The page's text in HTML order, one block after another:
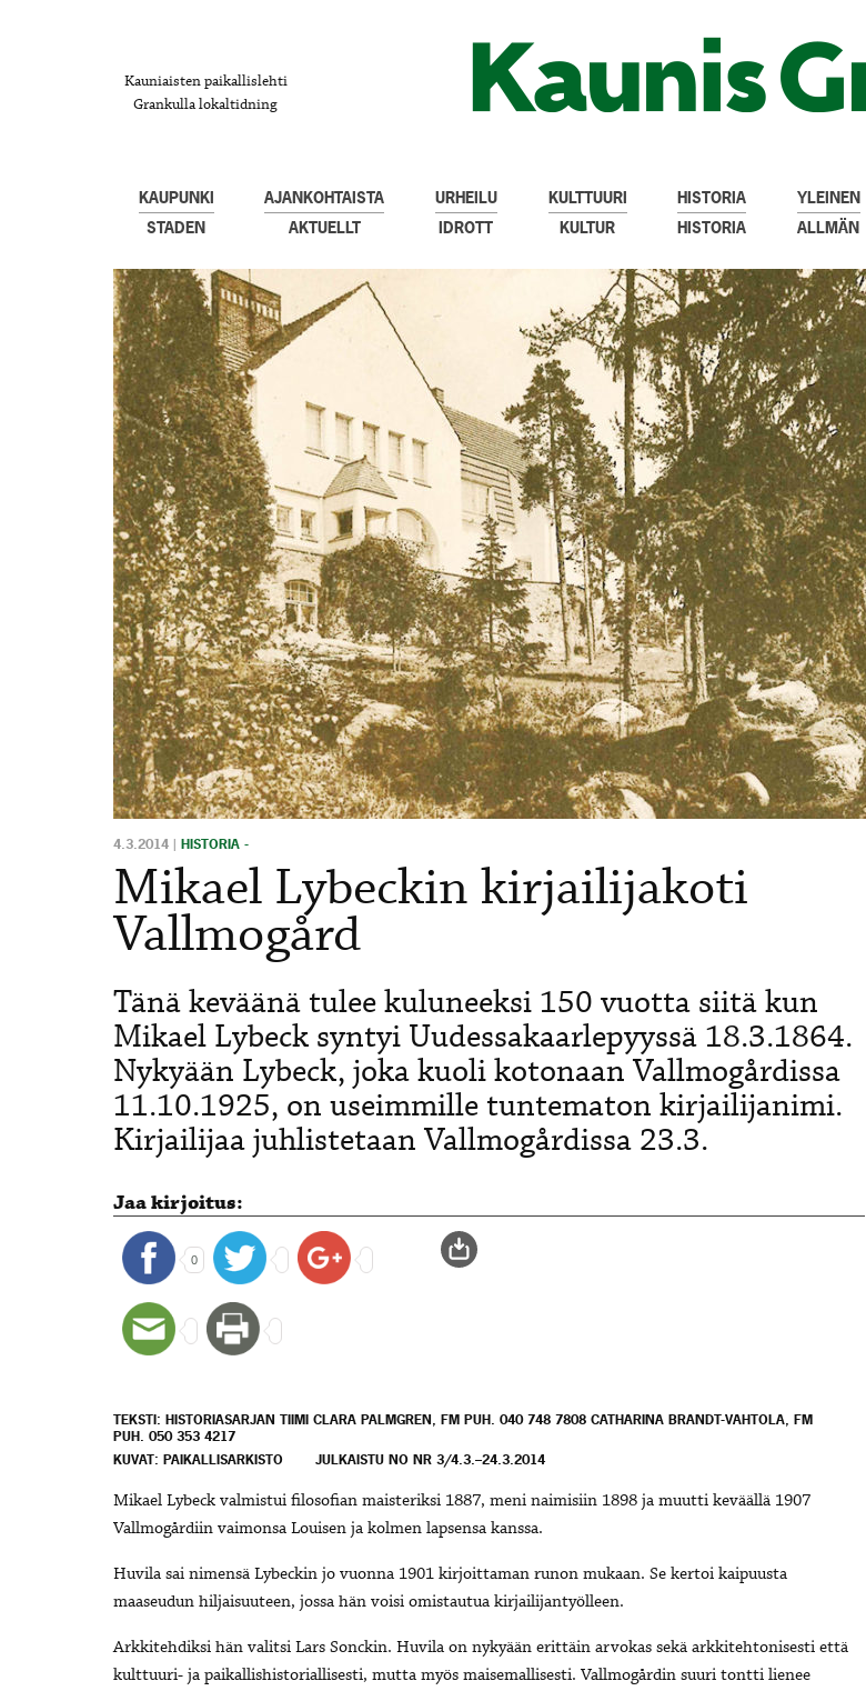
Kauniaisten paikallislehti
Grankulla lokaltidning
KAUPUNKI
STADEN
AJANKOHTAISTA
AKTUELLT
URHEILU
IDROTT
KULTTUURI
KULTUR
HISTORIA
HISTORIA
YLEINEN
ALLMÄN
4.3.2014 | HISTORIA -
Mikael Lybeckin kirjailijakoti
Vallmogård
Tänä keväänä tulee kuluneeksi 150 vuotta siitä kun
Mikael Lybeck syntyi Uudessakaarlepyyssä 18.3.1864.
Nykyään Lybeck, joka kuoli kotonaan Vallmogårdissa
11.10.1925, on useimmille tuntematon kirjailijanimi.
Kirjailijaa juhlistetaan Vallmogårdissa 23.3.
Jaa kirjoitus:
0
TEKSTI: HISTORIASARJAN TIIMI CLARA PALMGREN, FM PUH. 040 748 7808 CATHARINA BRANDT-VAHTOLA, FM
PUH. 050 353 4217
KUVAT: PAIKALLISARKISTO
JULKAISTU NO NR 3/4.3.–24.3.2014
Mikael Lybeck valmistui filosofian maisteriksi 1887, meni naimisiin 1898 ja muutti keväällä 1907
Vallmogårdiin vaimonsa Louisen ja kolmen lapsensa kanssa.
Huvila sai nimensä Lybeckin jo vuonna 1901 kirjoittaman runon mukaan. Se kertoi kaipuusta
maaseudun hiljaisuuteen, jossa hän voisi omistautua kirjailijantyölleen.
Arkkitehdiksi hän valitsi Lars Sonckin. Huvila on nykyään erittäin arvokas sekä arkkitehtonisesti että
kulttuuri- ja paikallishistoriallisesti, mutta myös maisemallisesti. Vallmogårdin suuri tontti lienee